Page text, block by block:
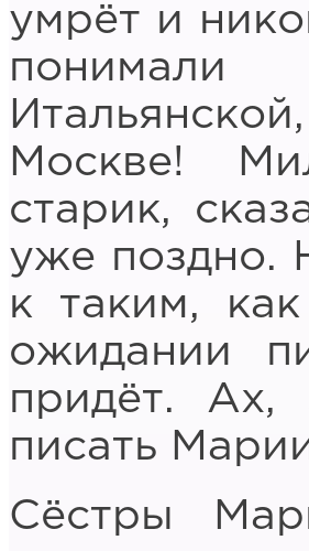
умрёт и
понимали
Москве!
старик,
уже поздно.
к таким,
ожидании
придёт. Ах,
писать
Сёстры